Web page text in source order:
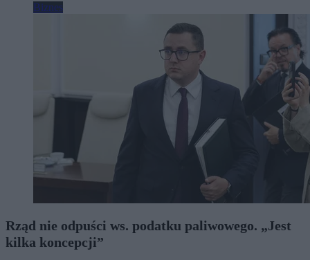
Biznes
Rząd nie odpuści ws. podatku paliwowego. „Jest
kilka koncepcji”